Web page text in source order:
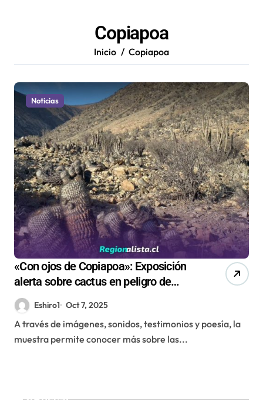
Copiapoa
Inicio Copiapoa
Noticias
«Con ojos de Copiapoa»: Exposición
alerta sobre cactus en peligro de
extinción en el norte de Chile
Eshiro1 Oct 7, 2025
A través de imágenes, sonidos, testimonios y poesía, la
muestra permite conocer más sobre las...
Buscar